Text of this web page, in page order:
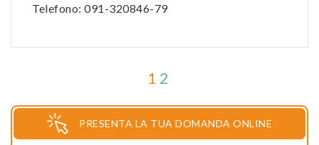
Telefono: 091-320846-79
1 2
PRESENTA LA TUA DOMANDA ONLINE